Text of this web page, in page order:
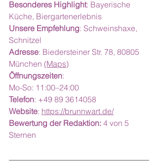
Besonderes Highlight: Bayerische
Küche, Biergartenerlebnis
Unsere Empfehlung: Schweinshaxe,
Schnitzel
Adresse: Biedersteiner Str. 78, 80805
München (Maps)
Öffnungszeiten:
Mo-So: 11:00–24:00
Telefon: +49 89 3614058
Website: https://brunnwart.de/
Bewertung der Redaktion: 4 von 5
Sternen